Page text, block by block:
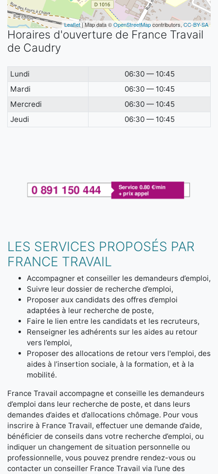
Leaflet| Map data ©OpenStreetMapcontributors, CC-BY-SA
Horaires d'ouverture de France Travail
de Caudry
Lundi
06:30 — 10:45
Mardi
06:30 — 10:45
Mercredi
06:30 — 10:45
Jeudi
06:30 — 10:45
LES SERVICES PROPOSÉS PAR
FRANCE TRAVAIL
Accompagner et conseiller les demandeurs d’emploi,
Suivre leur dossier de recherche d’emploi,
Proposer aux candidats des offres d’emploi
adaptées à leur recherche de poste,
Faire le lien entre les candidats et les recruteurs,
Renseigner les adhérents sur les aides au retour
vers l’emploi,
Proposer des allocations de retour vers l'emploi, des
aides à l’insertion sociale, à la formation, et à la
mobilité.
France Travail accompagne et conseille les demandeurs
d’emploi dans leur recherche de poste, et dans leurs
demandes d’aides et d’allocations chômage. Pour vous
inscrire à France Travail, effectuer une demande d’aide,
bénéficier de conseils dans votre recherche d’emploi, ou
indiquer un changement de situation personnelle ou
professionnelle, vous pouvez prendre rendez-vous ou
contacter un conseiller France Travail via l’une des